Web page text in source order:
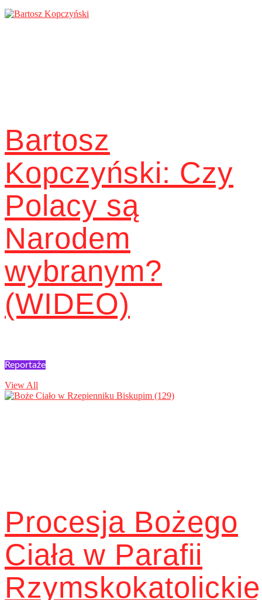
Bartosz
Kopczyński: Czy
Polacy są
Narodem
wybranym?
(WIDEO)
Reportaże
View All
Procesja Bożego
Ciała w Parafii